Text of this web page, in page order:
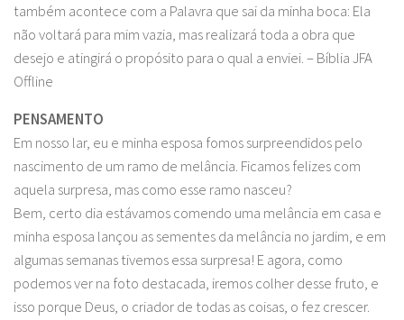
também acontece com a Palavra que sai da minha boca: Ela
não voltará para mim vazia, mas realizará toda a obra que
desejo e atingirá o propósito para o qual a enviei. – Bíblia JFA
Offline
PENSAMENTO
Em nosso lar, eu e minha esposa fomos surpreendidos pelo
nascimento de um ramo de melância. Ficamos felizes com
aquela surpresa, mas como esse ramo nasceu?
Bem, certo dia estávamos comendo uma melância em casa e
minha esposa lançou as sementes da melância no jardim, e em
algumas semanas tivemos essa surpresa! E agora, como
podemos ver na foto destacada, iremos colher desse fruto, e
isso porque Deus, o criador de todas as coisas, o fez crescer.